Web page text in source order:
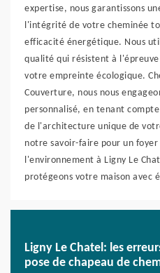
expertise, nous garantissons
l'intégrité de votre cheminée
efficacité énergétique. Nous
qualité qui résistent à
votre empreinte écologique.
Couverture, nous nous
personnalisé, en tenant
de l'architecture unique de
notre savoir-faire pour un
l'environnement à Ligny Le
protégeons votre maison avec
Ligny Le Chatel: les
pose de chapeau de